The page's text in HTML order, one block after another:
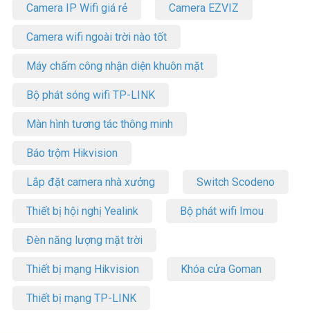
Camera IP Wifi giá rẻ Camera EZVIZ
Camera wifi ngoài trời nào tốt
Máy chấm công nhận diện khuôn mặt
Bộ phát sóng wifi TP-LINK
Màn hình tương tác thông minh
Báo trộm Hikvision
Lắp đặt camera nhà xưởng Switch Scodeno
Thiết bị hội nghị Yealink Bộ phát wifi Imou
Đèn năng lượng mặt trời
Thiết bị mạng Hikvision Khóa cửa Goman
Thiết bị mạng TP-LINK